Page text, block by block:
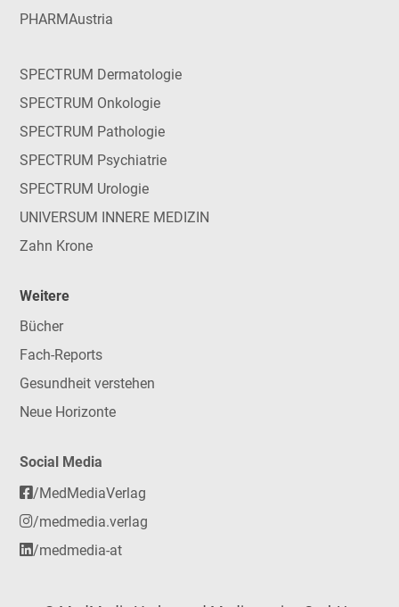
PHARMAustria
SPECTRUM Dermatologie
SPECTRUM Onkologie
SPECTRUM Pathologie
SPECTRUM Psychiatrie
SPECTRUM Urologie
UNIVERSUM INNERE MEDIZIN
Zahn Krone
Weitere
Bücher
Fach-Reports
Gesundheit verstehen
Neue Horizonte
Social Media
/MedMediaVerlag
/medmedia.verlag
/medmedia-at